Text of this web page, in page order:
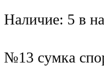
Наличие: 5 в
№13 сумка